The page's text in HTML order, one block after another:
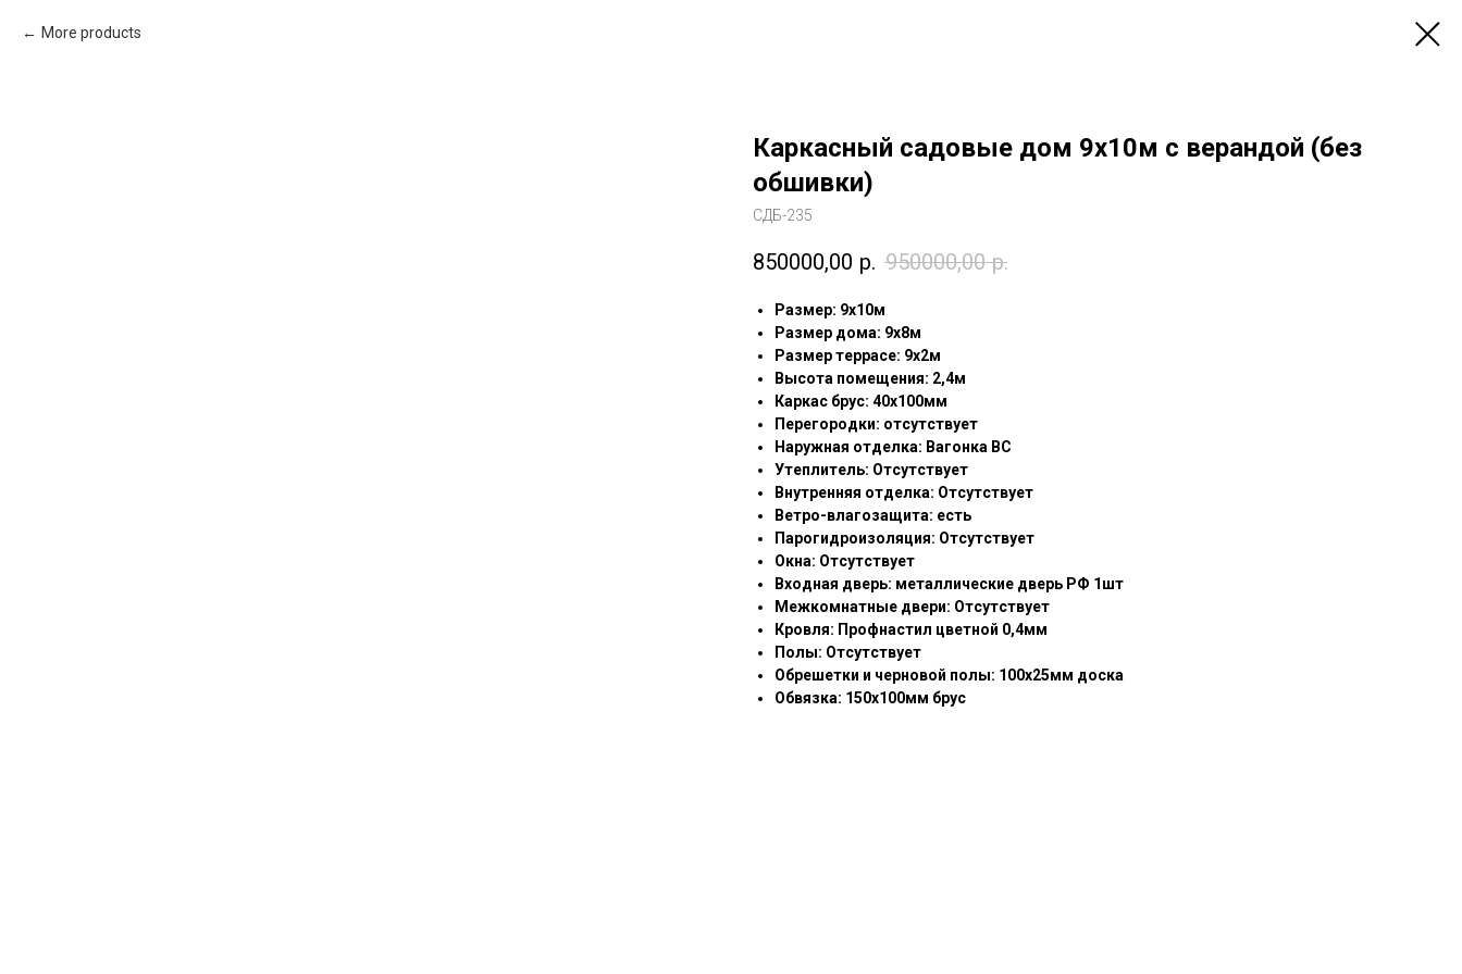
More products
Каркасный садовые дом 9х10м с верандой (без
обшивки)
СДБ-235
850000,00 р. 950000,00 р.
Pазмep: 9х10м
Размер дома: 9х8м
Размер террасе: 9х2м
Высота помещения: 2,4м
Каркас брус: 40х100мм
Перегородки: отсутствует
Наружная отделка: Вагонка ВС
Утеплитель: Отсутствует
Внутренняя отделка: Отсутствует
Ветро-влагозащита: есть
Парогидроизоляция: Отсутствует
Окна: Отсутствует
Входная дверь: металлические дверь РФ 1шт
Межкомнатные двери: Отсутствует
Кровля: Профнастил цветной 0,4мм
Полы: Отсутствует
Обрешетки и черновой полы: 100х25мм доска
Обвязка: 150х100мм брус